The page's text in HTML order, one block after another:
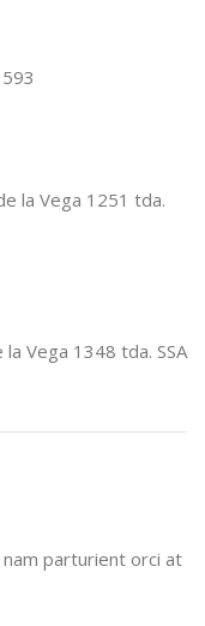
la Vega 1251 tda.
la Vega 1348 tda. SSA
parturient orci at